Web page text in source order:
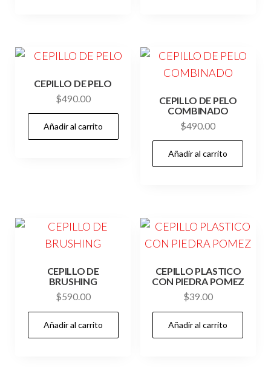
CEPILLO DE PELO
$490.00
Añadir al carrito
CEPILLO DE PELO
COMBINADO
$490.00
Añadir al carrito
CEPILLO DE
BRUSHING
$590.00
Añadir al carrito
CEPILLO PLASTICO
CON PIEDRA POMEZ
$39.00
Añadir al carrito